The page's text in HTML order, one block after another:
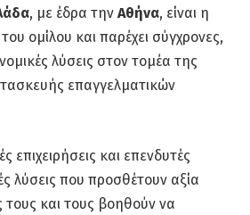
, με έδρα την Αθήνα, είναι η
ομίλου και παρέχει σύγχρονες,
λύσεις στον τομέα της
επαγγελματικών
επιχειρήσεις και επενδυτές
λύσεις που προσθέτουν αξία
τους και τους βοηθούν να